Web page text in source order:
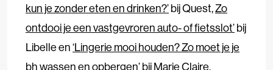
kun je zonder eten en drinken?’bij Quest,Zo
ontdooi je een vastgevroren auto- of fietsslot’bij
Libelle en‘Lingerie mooi houden? Zo moet je je
bh wassen en opbergen’bij Marie Claire.